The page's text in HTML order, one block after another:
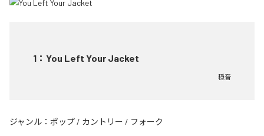
1 ： You Left Your Jacket
穏音
ジャンル： ポップ / カントリー / フォーク